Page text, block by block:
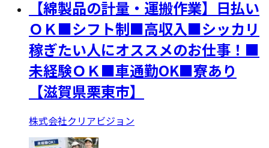
【綿製品の計量・運搬作業】日払い
ＯＫ■シフト制■高収入■シッカリ
稼ぎたい人にオススメのお仕事！■
未経験ＯＫ■車通勤OK■寮あり
【滋賀県栗東市】
株式会社クリアビジョン